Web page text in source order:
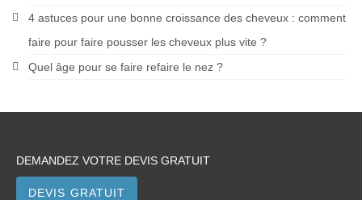
4 astuces pour une bonne croissance des cheveux : comment
faire pour faire pousser les cheveux plus vite ?
Quel âge pour se faire refaire le nez ?
DEMANDEZ VOTRE DEVIS GRATUIT
DEVIS GRATUIT